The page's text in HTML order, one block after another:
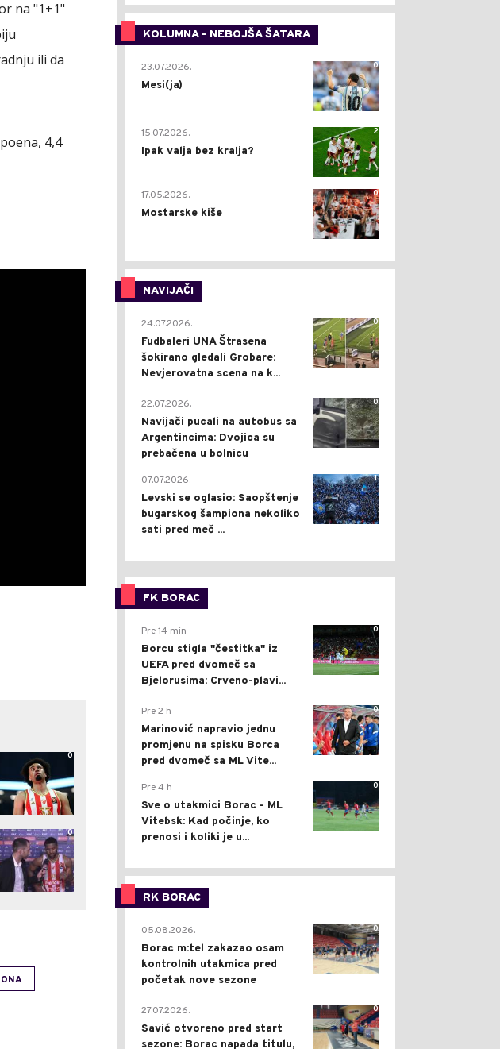
na "1+1"
ili da
4,4
0
0
KOLUMNA - NEBOJŠA ŠATARA
0
23.07.2026.
Mesi(ja)
2
15.07.2026.
Ipak valja bez kralja?
0
17.05.2026.
Mostarske kiše
NAVIJAČI
0
24.07.2026.
Fudbaleri UNA Štrasena
šokirano gledali Grobare:
Nevjerovatna scena na k...
0
22.07.2026.
Navijači pucali na autobus sa
Argentincima: Dvojica su
prebačena u bolnicu
1
07.07.2026.
Levski se oglasio: Saopštenje
bugarskog šampiona nekoliko
sati pred meč ...
FK BORAC
0
Pre 14 min
Borcu stigla "čestitka" iz
UEFA pred dvomeč sa
Bjelorusima: Crveno-plavi...
0
Pre 2 h
Marinović napravio jednu
promjenu na spisku Borca
pred dvomeč sa ML Vite...
0
Pre 4 h
Sve o utakmici Borac - ML
Vitebsk: Kad počinje, ko
prenosi i koliki je u...
RK BORAC
0
05.08.2026.
Borac m:tel zakazao osam
kontrolnih utakmica pred
početak nove sezone
0
27.07.2026.
Savić otvoreno pred start
sezone: Borac napada titulu,